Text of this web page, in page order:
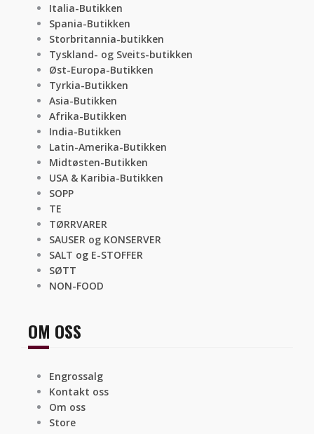
Italia-Butikken
Spania-Butikken
Storbritannia-butikken
Tyskland- og Sveits-butikken
Øst-Europa-Butikken
Tyrkia-Butikken
Asia-Butikken
Afrika-Butikken
India-Butikken
Latin-Amerika-Butikken
Midtøsten-Butikken
USA & Karibia-Butikken
SOPP
TE
TØRRVARER
SAUSER og KONSERVER
SALT og E-STOFFER
SØTT
NON-FOOD
OM OSS
Engrossalg
Kontakt oss
Om oss
Store